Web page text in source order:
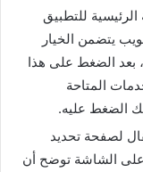
للتطبيق
يتضمن الخيار
بعد الضغط على هذا
المتاحة
الضغط عليه.
لصفحة تحديد
على الشاشة توضح أن